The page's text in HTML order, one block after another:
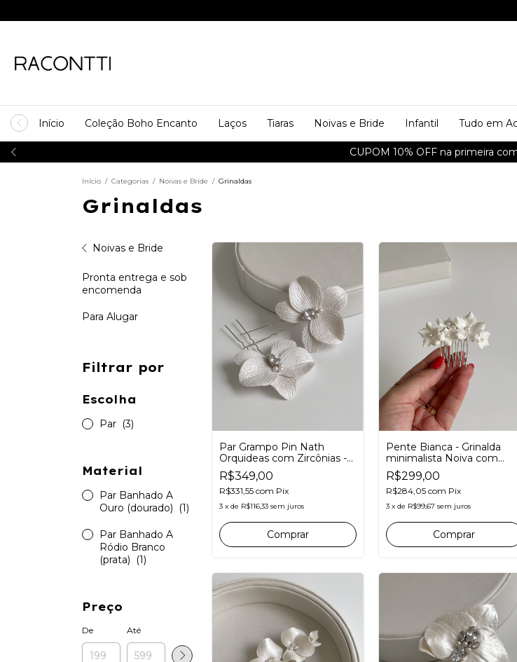
CUPOM 10% OFF na primeira
Início Coleção Boho Encanto Laços Tiaras Noivas e Bride Infantil Tudo em
Início / Categorias / Noivas e Bride / Grinaldas
Grinaldas
Noivas e Bride
Pronta entrega e sob
encomenda
Para Alugar
Filtrar por
Escolha
Par (3)
Material
Par Banhado A
Ouro (dourado)
(1)
Par Banhado A
Ródio Branco
(prata)
(1)
Preço
De Até
Par Grampo Pin Nath
Orquideas com Zircônias -
Grinalda para noiva
R$349,00
R$331,55 com Pix
3 x de R$116,33 sem juros
Comprar
Pente Bianca - Grinalda
minimalista Noiva com
flores de porcelana fria
R$299,00
R$284,05 com Pix
3 x de R$99,67 sem juros